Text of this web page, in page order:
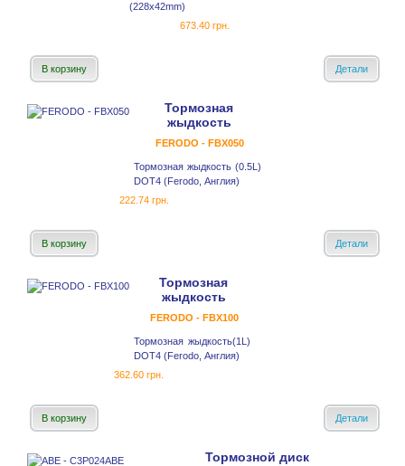
(228x42mm)
673.40 грн.
В корзину Детали
Тормозная
жыдкость
FERODO - FBX050
Тормозная жыдкость (0.5L)
DOT4 (Ferodo, Англия)
222.74 грн.
В корзину Детали
Тормозная
жыдкость
FERODO - FBX100
Тормозная жыдкость(1L)
DOT4 (Ferodo, Англия)
362.60 грн.
В корзину Детали
Тормозной диск